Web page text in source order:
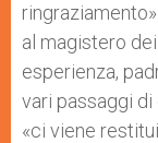
al magistero
esperienza,
vari passaggi
«ci viene